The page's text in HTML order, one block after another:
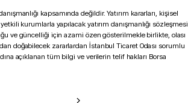
kapsamında değildir. Yatırım kararları, kişisel
kurumlarla yapılacak yatırım danışmanlığı sözleşmesi
ve güncelliği için azami özen gösterilmekle birlikte, olası
doğabilecek zararlardan İstanbul Ticaret Odası sorumlu
açıklanan tüm bilgi ve verilerin telif hakları Borsa